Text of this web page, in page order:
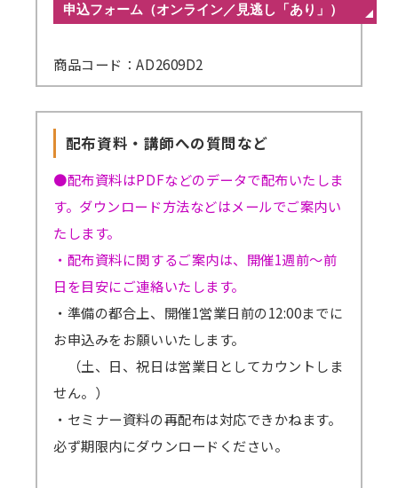
商品コード：AD2609D2
配布資料・講師への質問など
●配布資料はPDFなどのデータで配布いたしま
す。ダウンロード方法などはメールでご案内い
たします。
・配布資料に関するご案内は、開催1週前～前
日を目安にご連絡いたします。
・準備の都合上、開催1営業日前の12:00までに
お申込みをお願いいたします。
（土、日、祝日は営業日としてカウントしま
せん。）
・セミナー資料の再配布は対応できかねます。
必ず期限内にダウンロードください。